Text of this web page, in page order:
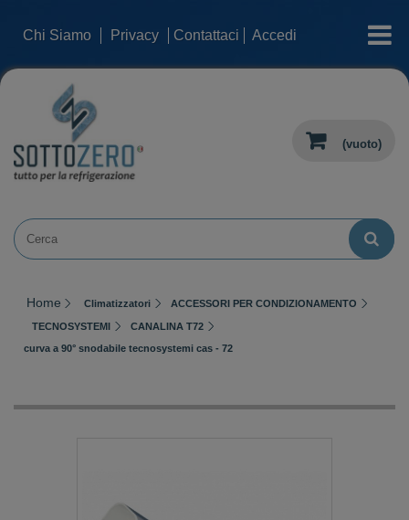
Chi Siamo Privacy Contattaci Accedi categorie
(vuoto)
Home Climatizzatori ACCESSORI PER CONDIZIONAMENTO
TECNOSYSTEMI
CANALINA T72
curva a 90° snodabile tecnosystemi cas - 72